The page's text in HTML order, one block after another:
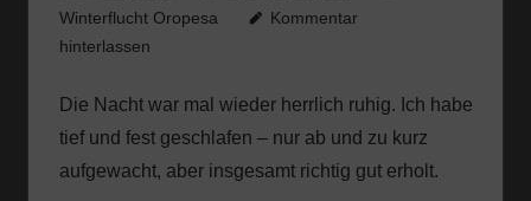
Wohnmobil
Winterflucht Oropesa
Kommentar
hinterlassen
Die Nacht war mal wieder herrlich ruhig. Ich habe
tief und fest geschlafen – nur ab und zu kurz
aufgewacht, aber insgesamt richtig gut erholt.